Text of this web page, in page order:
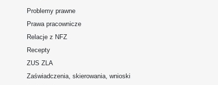
Problemy prawne
Prawa pracownicze
Relacje z NFZ
Recepty
ZUS ZLA
Zaświadczenia, skierowania, wnioski